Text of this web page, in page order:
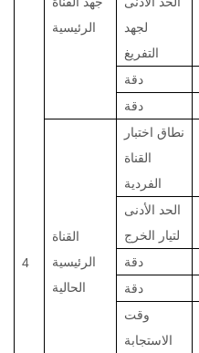
4
الرئيسية
لجهد
التفريغ
دقة
دقة
القناة
الرئيسية
الحالية
نطاق اختبار
القناة
الفردية
الحد الأدنى
لتيار الخرج
دقة
دقة
وقت
الاستجابة